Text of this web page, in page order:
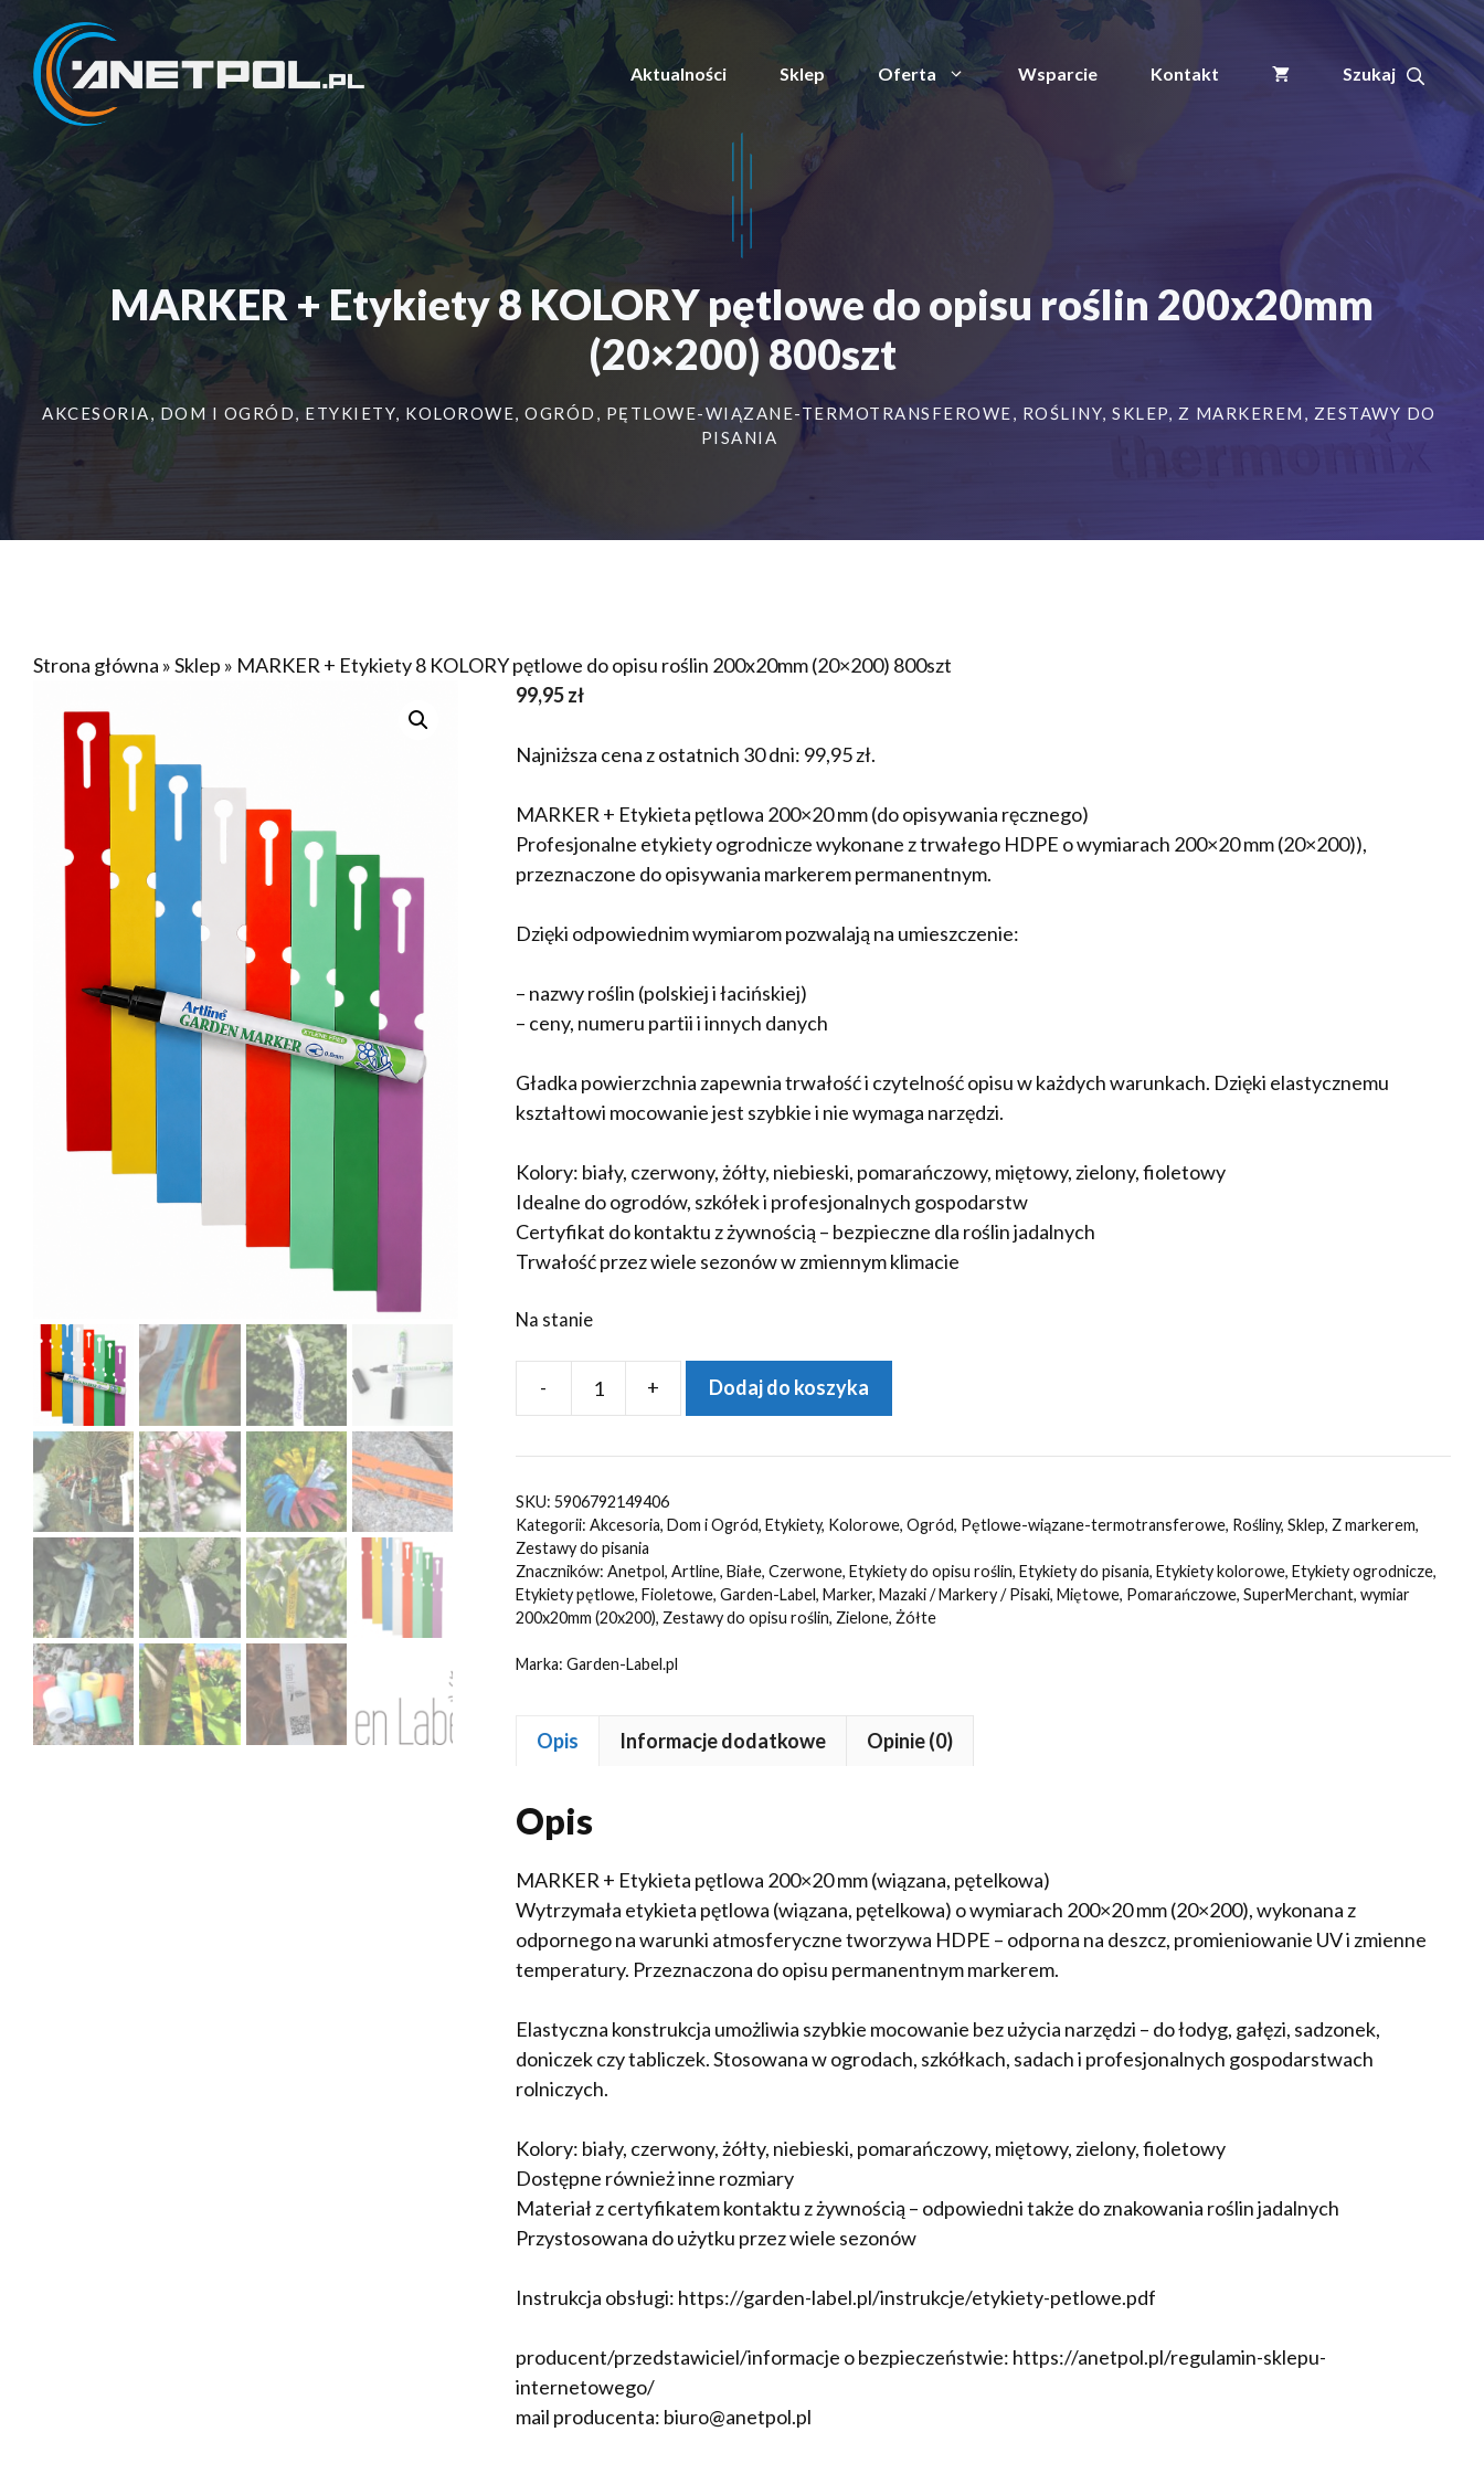
treści
Aktualności Sklep Oferta Wsparcie Kontakt
MARKER + Etykiety 8 KOLORY pętlowe do opisu roślin 200x20mm
(20×200) 800szt
AKCESORIA, DOM I OGRÓD, ETYKIETY, KOLOROWE,OGRÓD , PĘTLOWE-WIĄZANE-TERMOTRANSFEROWE, ROŚLINY,SKLEP, Z MARKEREM , ZESTAWY DO
PISANIA
Strona główna »Sklep » MARKER + Etykiety 8 KOLORY pętlowe do opisu roślin 200x20mm (20×200) 800szt
99,95zł
Najniższa cena z ostatnich 30 dni: 99,95zł.
MARKER + Etykieta pętlowa 200×20 mm (do opisywania ręcznego)
Profesjonalne etykiety ogrodnicze wykonane z trwałego HDPE o wymiarach 200×20 mm (20×200)),
przeznaczone do opisywania markerem permanentnym.
Dzięki odpowiednim wymiarom pozwalają na umieszczenie:
– nazwy roślin (polskiej i łacińskiej)
– ceny, numeru partii i innych danych
Gładka powierzchnia zapewnia trwałość i czytelność opisu w każdych warunkach. Dzięki elastycznemu
kształtowi mocowanie jest szybkie i nie wymaga narzędzi.
Kolory: biały, czerwony, żółty, niebieski, pomarańczowy, miętowy, zielony, fioletowy
Idealne do ogrodów, szkółek i profesjonalnych gospodarstw
Certyfikat do kontaktu z żywnością – bezpieczne dla roślin jadalnych
Trwałość przez wiele sezonów w zmiennym klimacie
Na stanie
-
+
Etykiety
8
KOLORY
pętlowe
do
roślin
(20x200)
800szt
+ Dodaj do koszyka
SKU: 5906792149406
Kategorii: Akcesoria, Dom i Ogród, Etykiety, Kolorowe, Ogród, Pętlowe-wiązane-termotransferowe, Rośliny, Sklep, Z markerem,
Zestawy do pisania
Znaczników: Anetpol, Artline, Białe, Czerwone, Etykiety do opisu roślin, Etykiety do pisania, Etykiety kolorowe, Etykiety ogrodnicze,
Etykiety pętlowe, Fioletowe, Garden-Label, Marker, Mazaki / Markery / Pisaki, Miętowe, Pomarańczowe, SuperMerchant, wymiar
200x20mm (20x200), Zestawy do opisu roślin, Zielone, Żółte
Marka: Garden-Label.pl
Opis Informacje dodatkowe Opinie (0)
Opis
MARKER + Etykieta pętlowa 200×20 mm (wiązana, pętelkowa)
Wytrzymała etykieta pętlowa (wiązana, pętelkowa) o wymiarach 200×20 mm (20×200), wykonana z
odpornego na warunki atmosferyczne tworzywa HDPE – odporna na deszcz, promieniowanie UV i zmienne
temperatury. Przeznaczona do opisu permanentnym markerem.
Elastyczna konstrukcja umożliwia szybkie mocowanie bez użycia narzędzi – do łodyg, gałęzi, sadzonek,
doniczek czy tabliczek. Stosowana w ogrodach, szkółkach, sadach i profesjonalnych gospodarstwach
rolniczych.
Kolory: biały, czerwony, żółty, niebieski, pomarańczowy, miętowy, zielony, fioletowy
Dostępne również inne rozmiary
Materiał z certyfikatem kontaktu z żywnością – odpowiedni także do znakowania roślin jadalnych
Przystosowana do użytku przez wiele sezonów
Instrukcja obsługi: https://garden-label.pl/instrukcje/etykiety-petlowe.pdf
producent/przedstawiciel/informacje o bezpieczeństwie: https://anetpol.pl/regulamin-sklepu-
internetowego/
mail producenta: biuro@anetpol.pl
+
Etykiety
8